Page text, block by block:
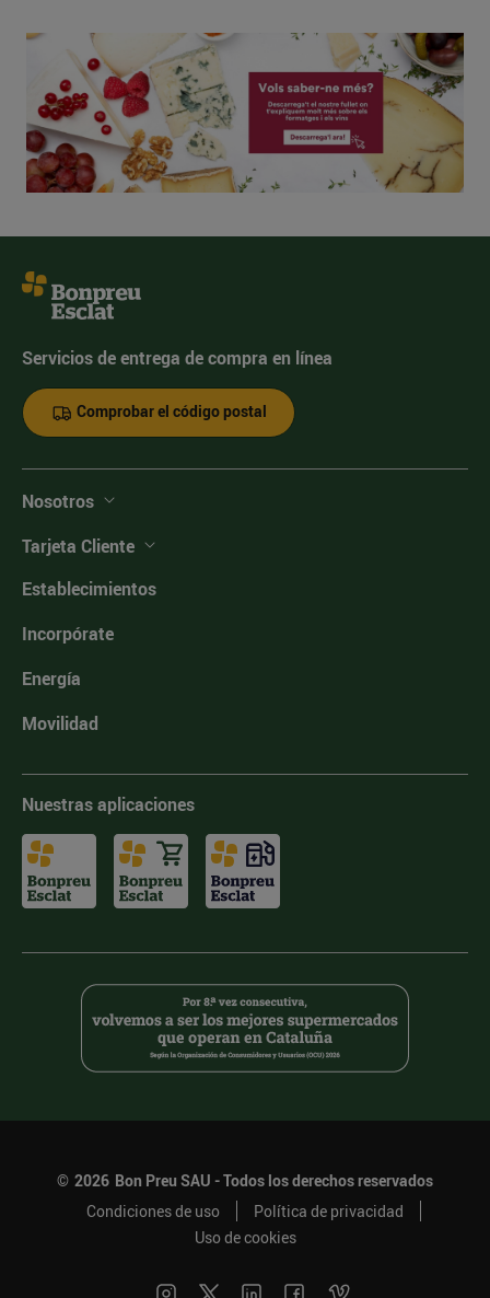
Servicios de entrega de compra en línea
Comprobar el código postal
Nosotros
Tarjeta Cliente
Establecimientos
Incorpórate
Energía
Movilidad
Nuestras aplicaciones
© 2026 Bon Preu SAU - Todos los derechos reservados
Condiciones de uso
Política de privacidad
Uso de cookies